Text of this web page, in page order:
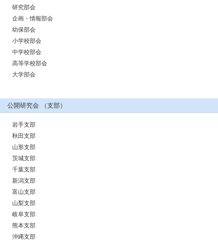
研究部会
企画・情報部会
幼保部会
小学校部会
中学校部会
高等学校部会
大学部会
公開研究会 （支部）
岩手支部
秋田支部
山形支部
茨城支部
千葉支部
新潟支部
富山支部
山梨支部
岐阜支部
熊本支部
沖縄支部